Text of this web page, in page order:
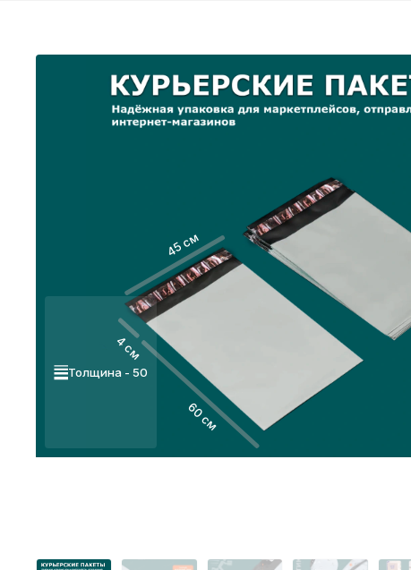
45 см
4 см
60 см
Толщина - 50